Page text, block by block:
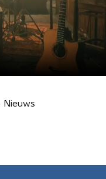
Nieuws